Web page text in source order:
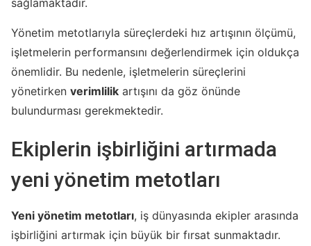
sağlamaktadır.
Yönetim metotlarıyla süreçlerdeki hız artışının ölçümü,
işletmelerin performansını değerlendirmek için oldukça
önemlidir. Bu nedenle, işletmelerin süreçlerini
yönetirken verimlilik artışını da göz önünde
bulundurması gerekmektedir.
Ekiplerin işbirliğini artırmada
yeni yönetim metotları
Yeni yönetim metotları, iş dünyasında ekipler arasında
işbirliğini artırmak için büyük bir fırsat sunmaktadır.